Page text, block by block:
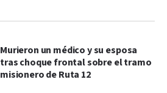
Murieron un médico y su esposa
tras choque frontal sobre el tramo
misionero de Ruta 12